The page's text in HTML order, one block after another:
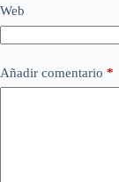
Web
Añadir comentario *